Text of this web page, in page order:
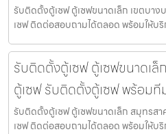
รับติดตั้งตู้เซฟ ตู้เซฟขนาดเล็ก เขตบา
เซฟ ติดต่อสอบถามได้ตลอด พร้อมให้บริ
รับติดตั้งตู้เซฟ ตู้เซฟขนาดเ
ตู้เซฟ รับติดตั้งตู้เซฟ พร้อม
รับติดตั้งตู้เซฟ ตู้เซฟขนาดเล็ก สมุทรส
เซฟ ติดต่อสอบถามได้ตลอด พร้อมให้บริ